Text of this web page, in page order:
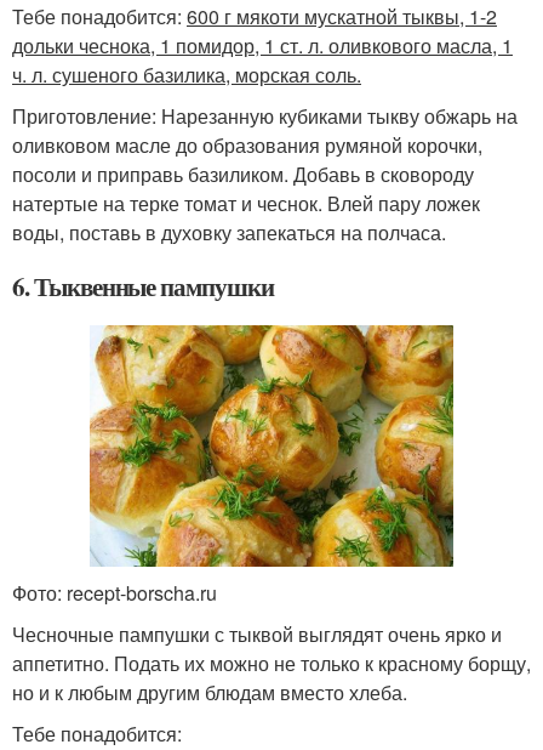
Тебе понадобится: 600 г мякоти мускатной тыквы, 1-2
дольки чеснока, 1 помидор, 1 ст. л. оливкового масла, 1
ч. л. сушеного базилика, морская соль.
Приготовление: Нарезанную кубиками тыкву обжарь на
оливковом масле до образования румяной корочки,
посоли и приправь базиликом. Добавь в сковороду
натертые на терке томат и чеснок. Влей пару ложек
воды, поставь в духовку запекаться на полчаса.
6. Тыквенные пампушки
Фото: recept-borscha.ru
Чесночные пампушки с тыквой выглядят очень ярко и
аппетитно. Подать их можно не только к красному борщу,
но и к любым другим блюдам вместо хлеба.
Тебе понадобится: